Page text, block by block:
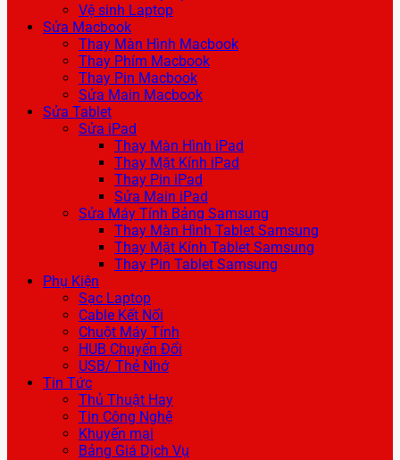
Vệ sinh Laptop
Sửa Macbook
Thay Màn Hình Macbook
Thay Phím Macbook
Thay Pin Macbook
Sửa Main Macbook
Sửa Tablet
Sửa iPad
Thay Màn Hình iPad
Thay Mặt Kính iPad
Thay Pin iPad
Sửa Main iPad
Sửa Máy Tính Bảng Samsung
Thay Màn Hình Tablet Samsung
Thay Mặt Kính Tablet Samsung
Thay Pin Tablet Samsung
Phụ Kiện
Sạc Laptop
Cable Kết Nối
Chuột Máy Tính
HUB Chuyển Đổi
USB/ Thẻ Nhớ
Tin Tức
Thủ Thuật Hay
Tin Công Nghệ
Khuyến mại
Bảng Giá Dịch Vụ